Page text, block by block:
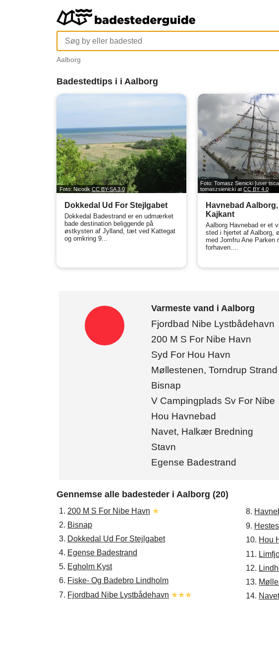
Aalborg
Badestedtips i i Aalborg
Foto: Nicodk CC BY-SA 3.0
Dokkedal Ud For Stejlgabet
Dokkedal Badestrand er en udmærket
bade destination beliggende på
østkysten af Jylland, tæt ved Kattegat
og omkring 9...
Foto: Tomasz Sienicki [user
tomaszsienicki atCC BY 4.0
Havnebad Aalborg,
Kajkant
Aalborg Havnebad er et
sted i hjertet af Aalborg,
med Jomfru Ane Parken
forhaven....
Varmeste vand i Aalborg
Fjordbad Nibe Lystbådehavn
200 M S For Nibe Havn
Syd For Hou Havn
Møllestenen, Torndrup Strand
Bisnap
V Campingplads Sv For Nibe
Hou Havnebad
Navet, Halkær Bredning
Stavn
Egense Badestrand
Gennemse alle badesteder i Aalborg (20)
1. 200 M S For Nibe Havn ★
2. Bisnap
3. Dokkedal Ud For Stejlgabet
4. Egense Badestrand
5. Egholm Kyst
6. Fiske- Og Badebro Lindholm
7. Fjordbad Nibe Lystbådehavn ★★★
8.
9.
10. Hou
11.
12.
13.
14.